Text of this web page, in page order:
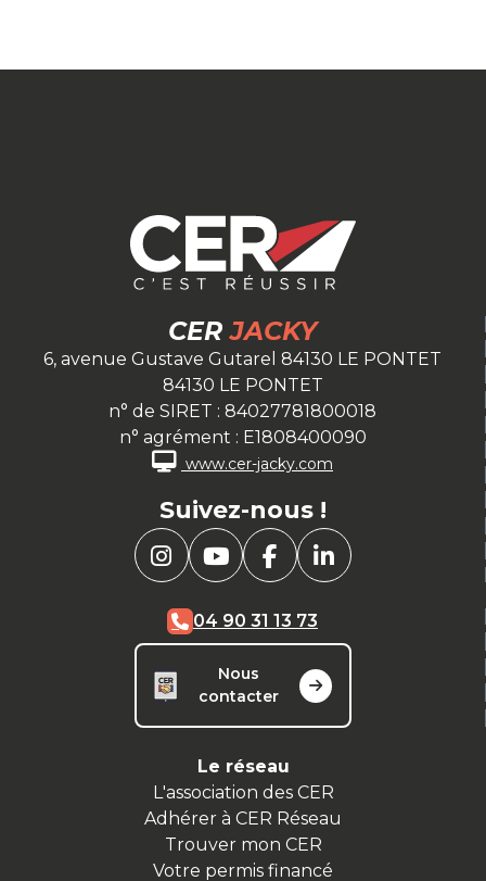
CER JACKY
6, avenue Gustave Gutarel 84130 LE PONTET
84130 LE PONTET
n° de SIRET : 84027781800018
n° agrément : E1808400090
www.cer-jacky.com
Suivez-nous !
04 90 31 13 73
Nous
contacter
Le réseau
L'association des CER
Adhérer à CER Réseau
Trouver mon CER
Votre permis financé